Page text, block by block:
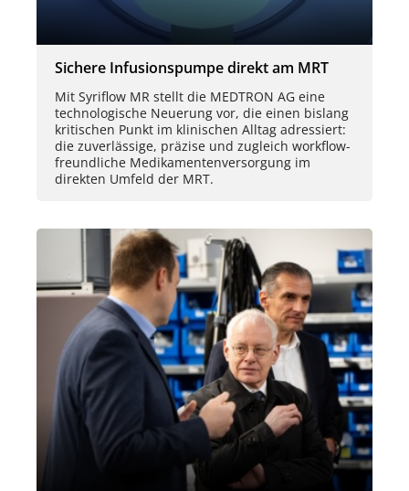
Sichere Infusionspumpe direkt am MRT
Mit Syriflow MR stellt die MEDTRON AG eine
technologische Neuerung vor, die einen bislang
kritischen Punkt im klinischen Alltag adressiert:
die zuverlässige, präzise und zugleich workflow-
freundliche Medikamentenversorgung im
direkten Umfeld der MRT.